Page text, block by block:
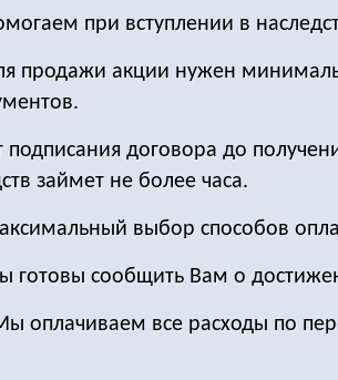
при вступлении в
продажи акции нужен
подписания договора до
займет не более часа.
выбор способов
готовы сообщить Вам о
оплачиваем все расходы по